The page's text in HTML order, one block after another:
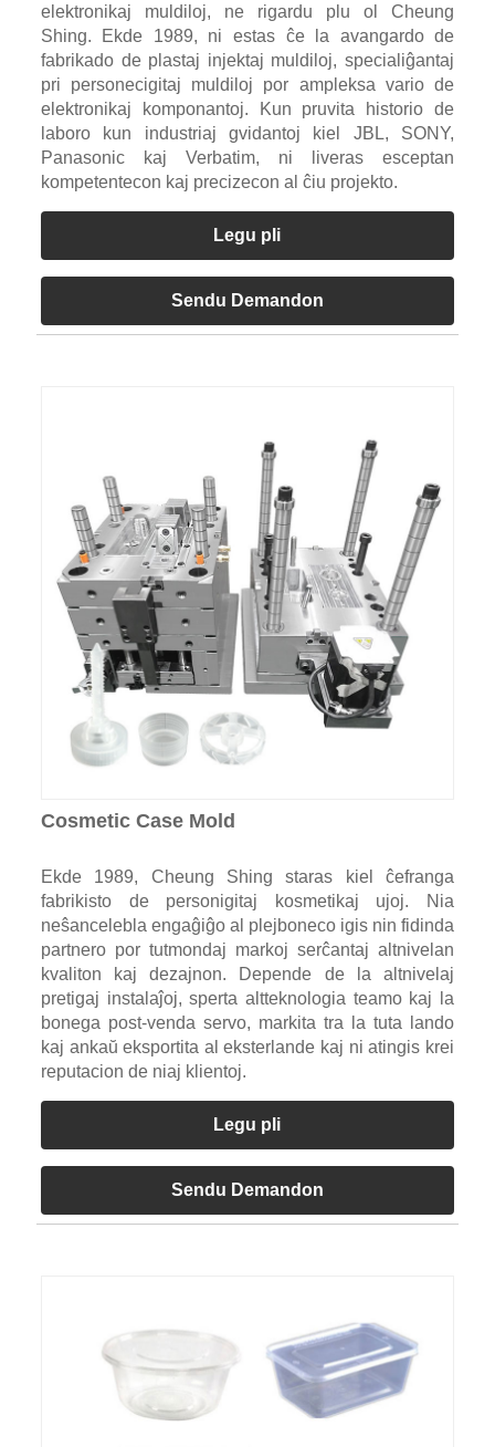
elektronikaj muldiloj, ne rigardu plu ol Cheung
Shing. Ekde 1989, ni estas ĉe la avangardo de
fabrikado de plastaj injektaj muldiloj, specialiĝantaj
pri personecigitaj muldiloj por ampleksa vario de
elektronikaj komponantoj. Kun pruvita historio de
laboro kun industriaj gvidantoj kiel JBL, SONY,
Panasonic kaj Verbatim, ni liveras esceptan
kompetentecon kaj precizecon al ĉiu projekto.
Legu pli
Sendu Demandon
Cosmetic Case Mold
Ekde 1989, Cheung Shing staras kiel ĉefranga
fabrikisto de personigitaj kosmetikaj ujoj. Nia
neŝancelebla engaĝiĝo al plejboneco igis nin fidinda
partnero por tutmondaj markoj serĉantaj altnivelan
kvaliton kaj dezajnon. Depende de la altnivelaj
pretigaj instalaĵoj, sperta altteknologia teamo kaj la
bonega post-venda servo, markita tra la tuta lando
kaj ankaŭ eksportita al eksterlande kaj ni atingis krei
reputacion de niaj klientoj.
Legu pli
Sendu Demandon